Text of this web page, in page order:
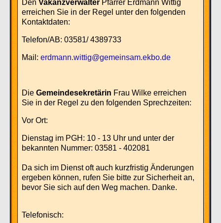
Den Vakanzverwalter Pfarrer Erdmann Wittig
erreichen Sie in der Regel unter den folgenden
Kontaktdaten:
Telefon/AB: 03581/ 4389733
Mail: erdmann.wittig@gemeinsam.ekbo.de
Die Gemeindesekretärin Frau Wilke erreichen
Sie in der Regel zu den folgenden Sprechzeiten:
Vor Ort:
Dienstag im PGH: 10 - 13 Uhr und unter der
bekannten Nummer: 03581 - 402081
Da sich im Dienst oft auch kurzfristig Änderungen
ergeben können, rufen Sie bitte zur Sicherheit an,
bevor Sie sich auf den Weg machen. Danke.
Telefonisch: